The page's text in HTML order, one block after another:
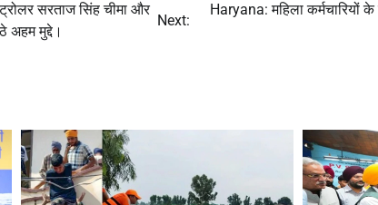
सरताज सिंह चीमा और
अहम मुद्दे।
Next:
Haryana: महिला कर्मचारियों